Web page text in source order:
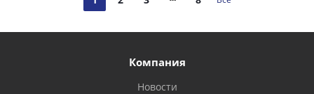
Компания
Новости